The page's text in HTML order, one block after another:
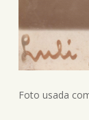
Foto usada